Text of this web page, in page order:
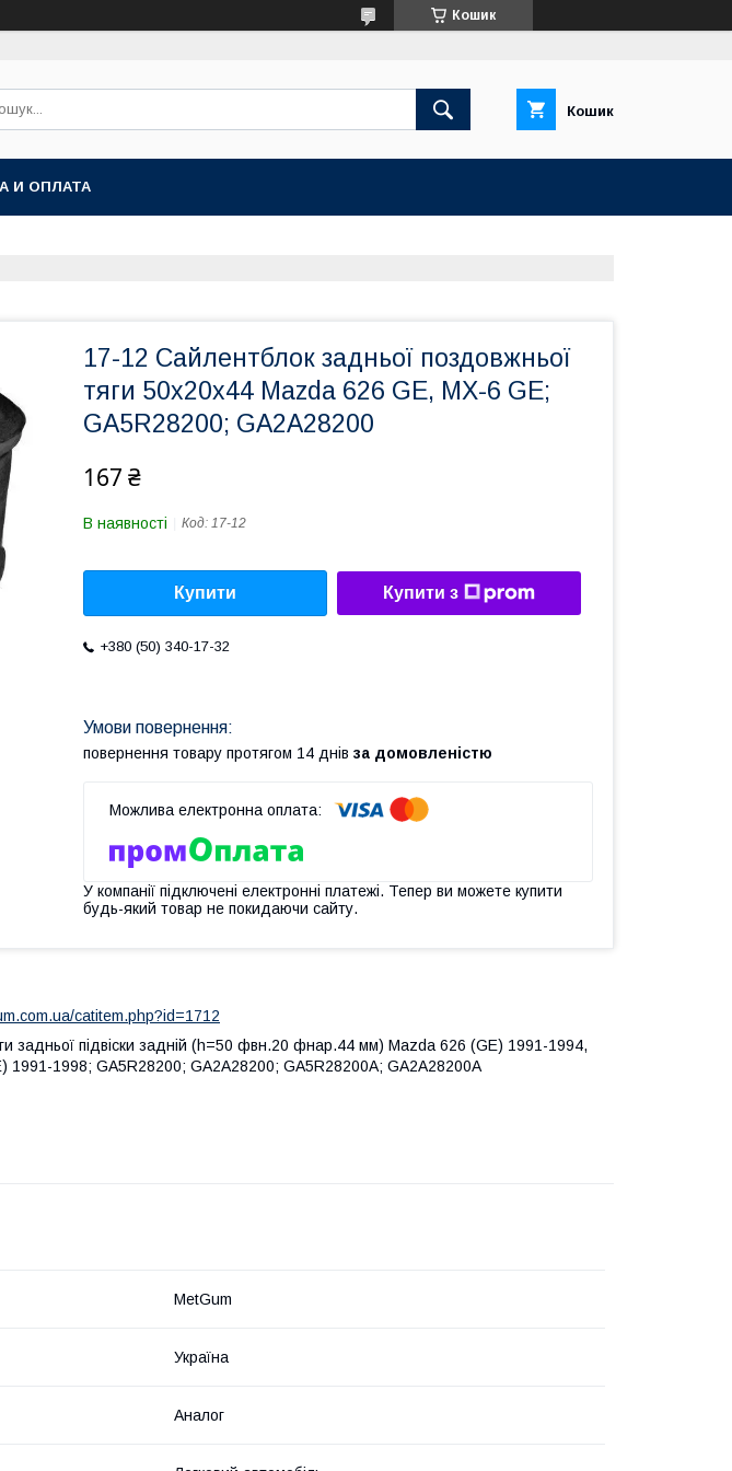
Кошик
Кошик
И ОПЛАТА
17-12 Сайлентблок задньої поздовжньої
тяги 50х20х44 Mazda 626 GE, MX-6 GE;
GA5R28200; GA2A28200
167 ₴
В наявності Код: 17-12
Купити Купити з
+380 (50) 340-17-32
повернення товару протягом 14 днів за домовленістю
У компанії підключені електронні платежі. Тепер ви можете купити
будь-який товар не покидаючи сайту.
catitem.php?id=1712
задньої підвіски задній (h=50 фвн.20 фнар.44 мм) Mazda 626 (GE) 1991-1994,
1991-1998; GA5R28200; GA2A28200; GA5R28200A; GA2A28200A
MetGum
Україна
Аналог